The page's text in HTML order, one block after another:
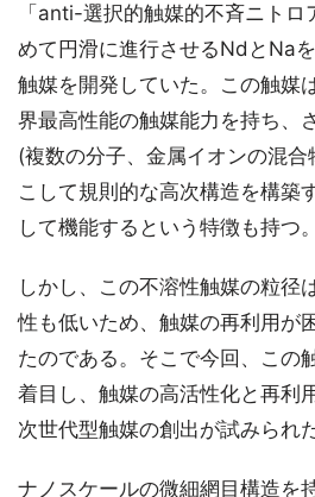
「anti-選択的触媒的不斉ニト
めて円滑に進行させるNdとNa
触媒を開発していた。この触媒
界最高性能の触媒能力を持ち、
(複数の分子、金属イオンの混
こして規則的な高次構造を構築
して機能するという特徴も持つ。
しかし、この不溶性触媒の粒径
性も低いため、触媒の再利用が
たのである。そこで今回、この
着目し、触媒の高活性化と再利
次世代型触媒の創出が試みられ
ナノスケールの微細網目構造を